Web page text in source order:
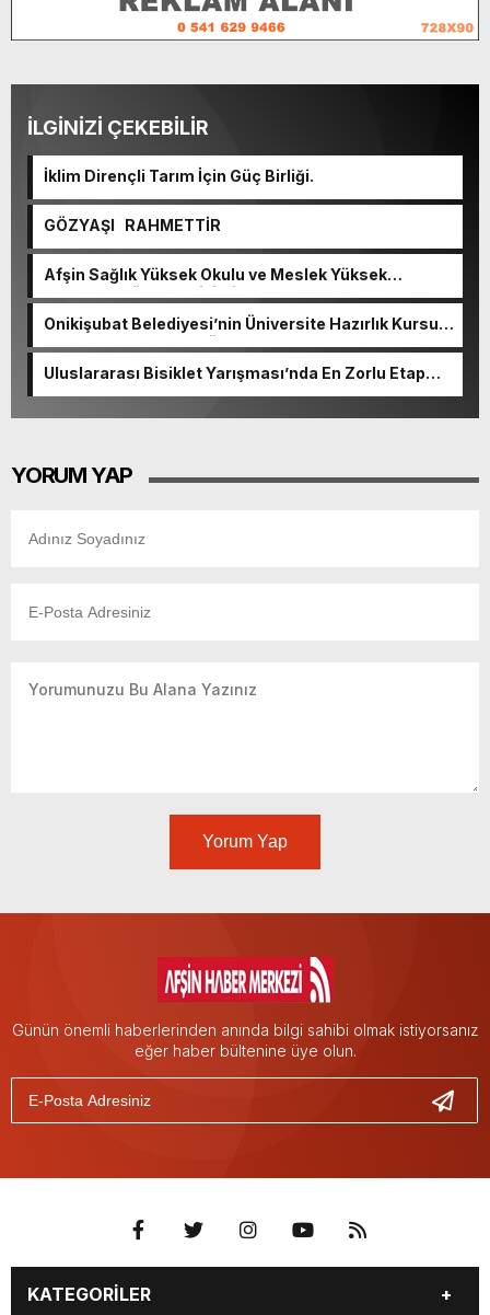
İLGİNİZİ ÇEKEBİLİR
İklim Dirençli Tarım İçin Güç Birliği.
GÖZYAŞI RAHMETTİR
Afşin Sağlık Yüksek Okulu ve Meslek Yüksek
Okulunda görev değişimi!
Onikişubat Belediyesi’nin Üniversite Hazırlık Kursu
başvurularında son gün 7 Ağustos.
Uluslararası Bisiklet Yarışması’nda En Zorlu Etap
YORUM YAP
Yorum Yap
Günün önemli haberlerinden anında bilgi sahibi olmak istiyorsanız
eğer haber bültenine üye olun.
KATEGORİLER